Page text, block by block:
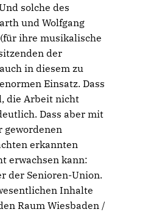
solche des
und Wolfgang
ihre musikalische
der
in diesem zu
Einsatz. Dass
die Arbeit nicht
Dass aber mit
gewordenen
erkannten
erwachsen kann:
der Senioren-Union.
Inhalte
Raum Wiesbaden /